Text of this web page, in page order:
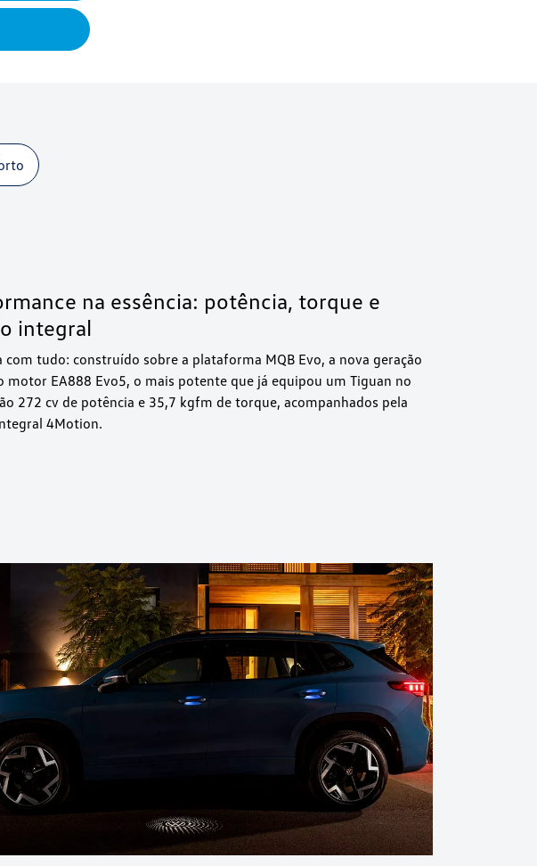
na essência: potência, torque e
integral
com tudo: construído sobre a plataforma MQB Evo, a nova geração
motor EA888 Evo5, o mais potente que já equipou um Tiguan no
272 cv de potência e 35,7 kgfm de torque, acompanhados pela
4Motion.